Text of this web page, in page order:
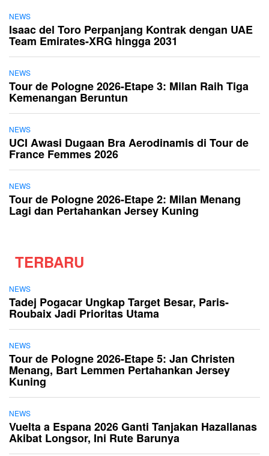
NEWS
Isaac del Toro Perpanjang Kontrak dengan UAE
Team Emirates-XRG hingga 2031
NEWS
Tour de Pologne 2026-Etape 3: Milan Raih Tiga
Kemenangan Beruntun
NEWS
UCI Awasi Dugaan Bra Aerodinamis di Tour de
France Femmes 2026
NEWS
Tour de Pologne 2026-Etape 2: Milan Menang
Lagi dan Pertahankan Jersey Kuning
TERBARU
NEWS
Tadej Pogacar Ungkap Target Besar, Paris-
Roubaix Jadi Prioritas Utama
NEWS
Tour de Pologne 2026-Etape 5: Jan Christen
Menang, Bart Lemmen Pertahankan Jersey
Kuning
NEWS
Vuelta a Espana 2026 Ganti Tanjakan Hazallanas
Akibat Longsor, Ini Rute Barunya